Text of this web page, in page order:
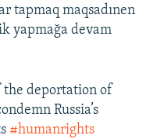
tapmaq maqsadınen
yapmağa devam
the deportation of
Russia’s
#humanrights